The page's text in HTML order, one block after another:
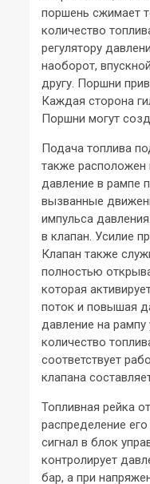
поршень сжимает
количество
регулятору
наоборот,
другу. Поршни
Каждая сторона
Поршни могут
Подача топлива
также расположен
давление в рампе
вызванные
импульса
в клапан. Усилие
Клапан также
полностью
которая
поток и повышая
давление на рампу
количество
соответствует
клапана
Топливная рейка
распределение
сигнал в блок
контролирует
бар, а при